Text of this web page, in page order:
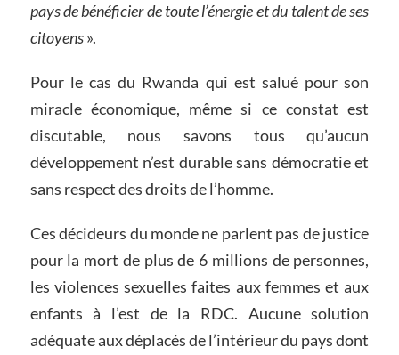
pays de bénéficier de toute l’énergie et du talent de ses
citoyens».
Pour le cas du Rwanda qui est salué pour son
miracle économique, même si ce constat est
discutable, nous savons tous qu’aucun
développement n’est durable sans démocratie et
sans respect des droits de l’homme.
Ces décideurs du monde ne parlent pas de justice
pour la mort de plus de 6 millions de personnes,
les violences sexuelles faites aux femmes et aux
enfants à l’est de la RDC. Aucune solution
adéquate aux déplacés de l’intérieur du pays dont